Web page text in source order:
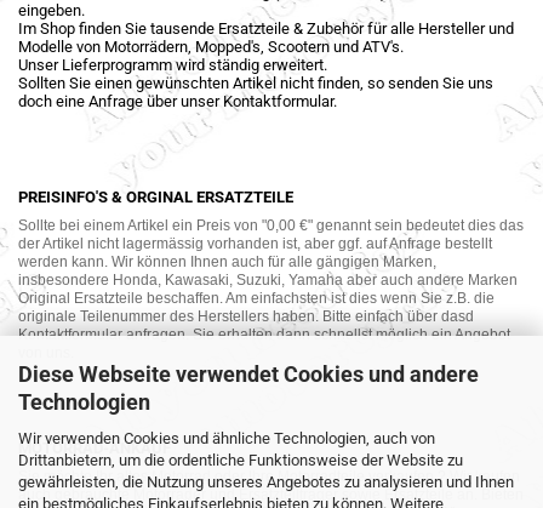
Diese Webseite verwendet Cookies und andere
Technologien
Wir verwenden Cookies und ähnliche Technologien, auch von
Drittanbietern, um die ordentliche Funktionsweise der Website zu
gewährleisten, die Nutzung unseres Angebotes zu analysieren und Ihnen
ein bestmögliches Einkaufserlebnis bieten zu können. Weitere
eingeben.
Im Shop finden Sie tausende Ersatzteile & Zubehör für alle Hersteller und
Modelle von Motorrädern, Mopped's, Scootern und ATV's.
Unser Lieferprogramm wird ständig erweitert.
Sollten Sie einen gewünschten Artikel nicht finden, so senden Sie uns
doch eine Anfrage über unser Kontaktformular.
PREISINFO'S & ORGINAL ERSATZTEILE
Sollte bei einem Artikel ein Preis von "0,00 €" genannt sein bedeutet dies das
der Artikel nicht lagermässig vorhanden ist, aber ggf. auf Anfrage bestellt
werden kann. Wir können Ihnen auch für alle gängigen Marken,
insbesondere Honda, Kawasaki, Suzuki, Yamaha aber auch andere Marken
Original Ersatzteile beschaffen. Am einfachsten ist dies wenn Sie z.B. die
originale Teilenummer des Herstellers haben. Bitte einfach über dasd
Kontaktformular anfragen. Sie erhalten dann schnellst möglich ein Angebot
MOTORRAD-ANKAUF
Sie möchte Ihr altes Motorrad oder Ihre Motorradteile verkaufen ? Wir kaufen
auch gebrauchte Motorräder und Ersatzteilträger sowie Ersatzteile an. Bieten